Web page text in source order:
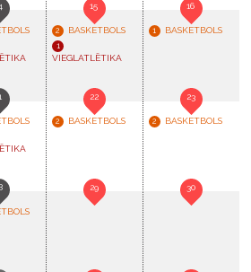
15
2 BASKETBOLS
1
VIEGLATLĒTIKA
16
1 BASKETBOLS
22
2 BASKETBOLS
23
2 BASKETBOLS
29 30